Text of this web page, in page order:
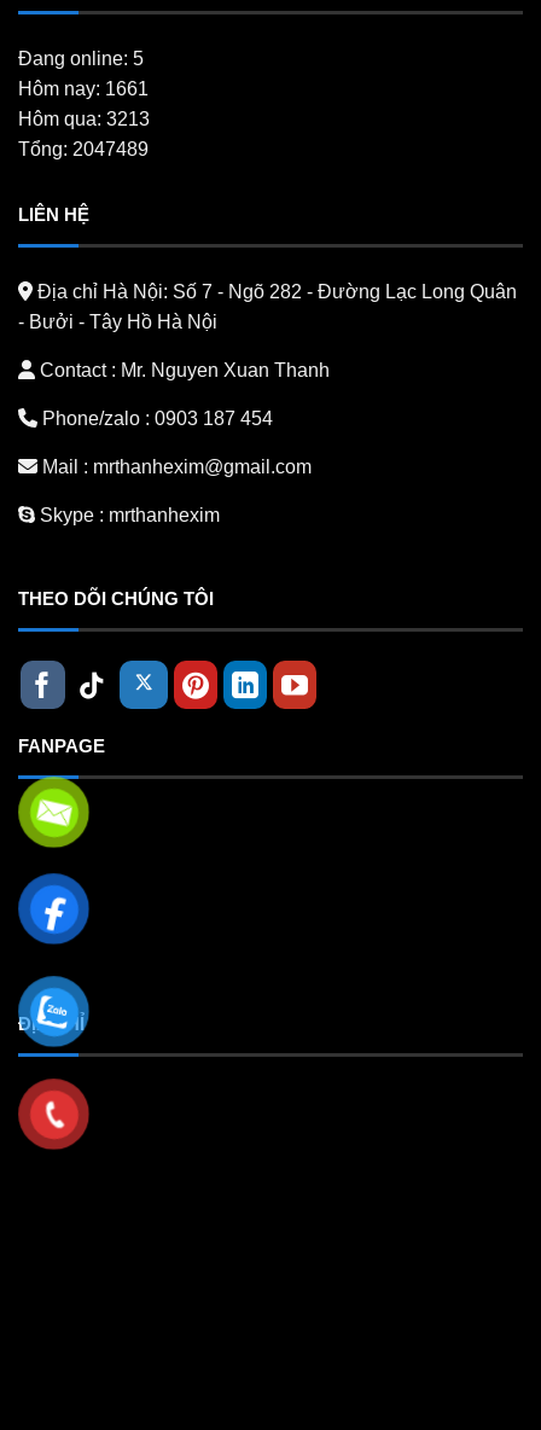
Đang online: 5
Hôm nay: 1661
Hôm qua: 3213
Tổng: 2047489
LIÊN HỆ
Địa chỉ Hà Nội: Số 7 - Ngõ 282 - Đường Lạc Long Quân
- Bưởi - Tây Hồ Hà Nội
Contact : Mr. Nguyen Xuan Thanh
Phone/zalo : 0903 187 454
Mail : mrthanhexim@gmail.com
Skype : mrthanhexim
THEO DÕI CHÚNG TÔI
FANPAGE
ĐỊA CHỈ